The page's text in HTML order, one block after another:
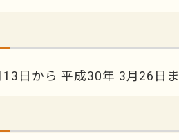
日から 平成30年 3月26日